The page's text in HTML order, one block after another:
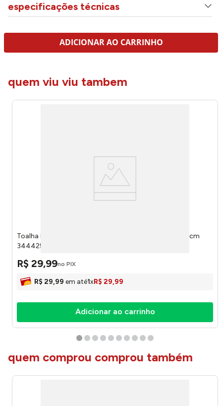
especificações técnicas
ADICIONAR AO CARRINHO
quem viu viu tambem
Toalha Rosto Yuna 80209/30 Platina E Branco 48x80cm
3444253 - Karsten
R$ 29,99no PIX
R$ 29,99 em até1xR$ 29,99
Adicionar ao carrinho
quem comprou comprou também